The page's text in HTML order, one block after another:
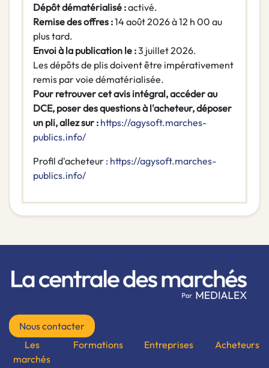
Dépôt dématérialisé :activé.
Remise des offres :14 août 2026 à 12 h 00 au
plus tard.
Envoi à la publication le :3 juillet 2026.
Les dépôts de plis doivent être impérativement
remis par voie dématérialisée.
Pour retrouver cet avis intégral, accéder au
DCE, poser des questions à l'acheteur, déposer
un pli, allez sur : https://agysoft.marches-
publics.info/
Profil d'acheteur : https://agysoft.marches-
publics.info/
Nous contacter
Les
marchés
Formations Entreprises Acheteurs